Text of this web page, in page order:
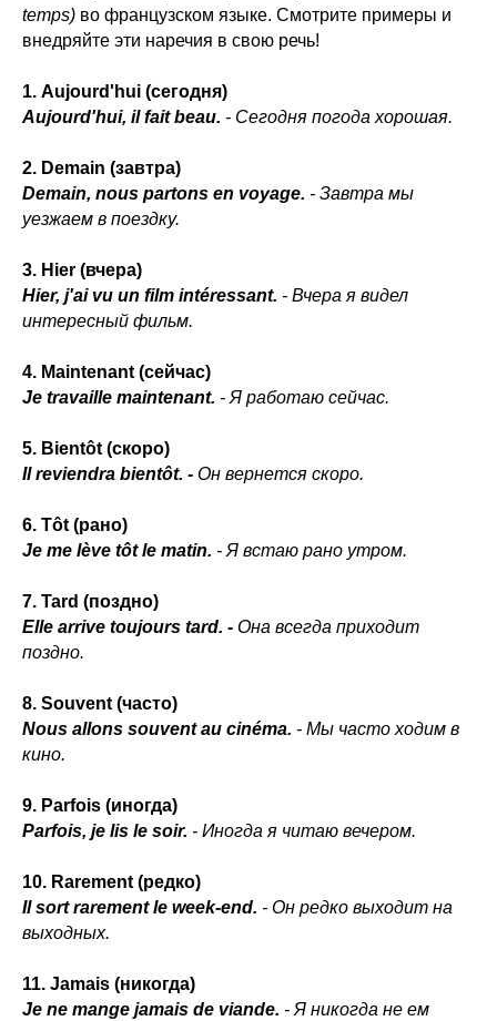
temps) во французском языке. Смотрите примеры и
внедряйте эти наречия в свою речь!
1. Aujourd'hui (сегодня)
Aujourd'hui, il fait beau. - Сегодня погода хорошая.
2. Demain (завтра)
Demain, nous partons en voyage. - Завтра мы
уезжаем в поездку.
3. Hier (вчера)
Hier, j'ai vu un film intéressant. - Вчера я видел
интересный фильм.
4. Maintenant (сейчас)
Je travaille maintenant. - Я работаю сейчас.
5. Bientôt (скоро)
Il reviendra bientôt. - Он вернется скоро.
6. Tôt (рано)
Je me lève tôt le matin. - Я встаю рано утром.
7. Tard (поздно)
Elle arrive toujours tard. - Она всегда приходит
поздно.
8. Souvent (часто)
Nous allons souvent au cinéma. - Мы часто ходим в
кино.
9. Parfois (иногда)
Parfois, je lis le soir. - Иногда я читаю вечером.
10. Rarement (редко)
Il sort rarement le week-end. - Он редко выходит на
выходных.
11. Jamais (никогда)
Je ne mange jamais de viande. - Я никогда не ем